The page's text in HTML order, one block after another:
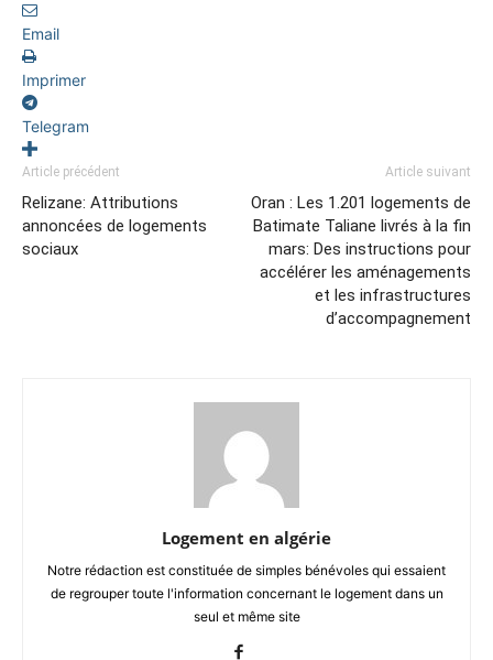
Email
Imprimer
Telegram
Article précédent
Relizane: Attributions
annoncées de logements
sociaux
Article suivant
Oran : Les 1.201 logements de
Batimate Taliane livrés à la fin
mars: Des instructions pour
accélérer les aménagements
et les infrastructures
d’accompagnement
Logement en algérie
Notre rédaction est constituée de simples bénévoles qui essaient
de regrouper toute l'information concernant le logement dans un
seul et même site